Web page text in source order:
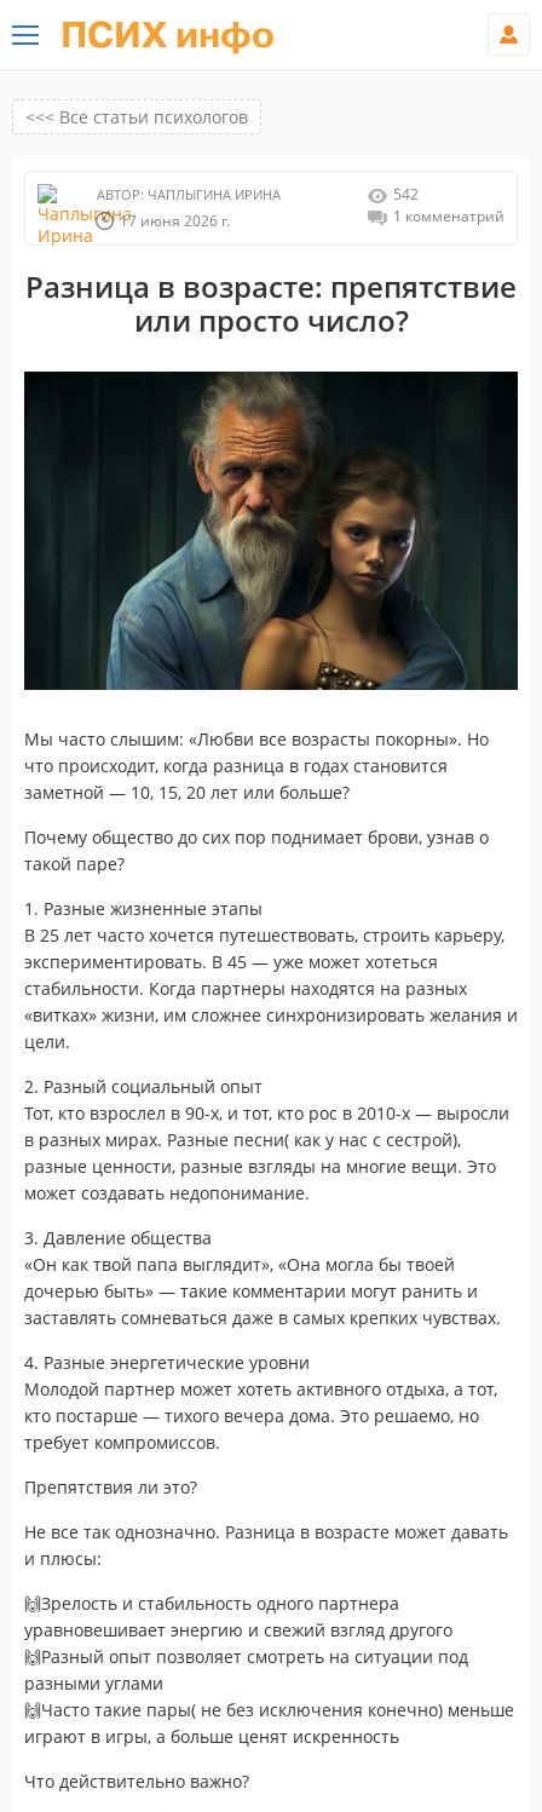
ПСИХ инфо
<<< Все статьи психологов
АВТОР: ЧАПЛЫГИНА ИРИНА
17 июня 2026 г.
542
1 комменатрий
Разница в возрасте: препятствие
или просто число?
Мы часто слышим: «Любви все возрасты покорны». Но
что происходит, когда разница в годах становится
заметной — 10, 15, 20 лет или больше?
Почему общество до сих пор поднимает брови, узнав о
такой паре?
1. Разные жизненные этапы
В 25 лет часто хочется путешествовать, строить карьеру,
экспериментировать. В 45 — уже может хотеться
стабильности. Когда партнеры находятся на разных
«витках» жизни, им сложнее синхронизировать желания и
цели.
2. Разный социальный опыт
Тот, кто взрослел в 90-х, и тот, кто рос в 2010-х — выросли
в разных мирах. Разные песни( как у нас с сестрой),
разные ценности, разные взгляды на многие вещи. Это
может создавать недопонимание.
3. Давление общества
«Он как твой папа выглядит», «Она могла бы твоей
дочерью быть» — такие комментарии могут ранить и
заставлять сомневаться даже в самых крепких чувствах.
4. Разные энергетические уровни
Молодой партнер может хотеть активного отдыха, а тот,
кто постарше — тихого вечера дома. Это решаемо, но
требует компромиссов.
Препятствия ли это?
Не все так однозначно. Разница в возрасте может давать
и плюсы:
🙌Зрелость и стабильность одного партнера
уравновешивает энергию и свежий взгляд другого
🙌Разный опыт позволяет смотреть на ситуации под
разными углами
🙌Часто такие пары( не без исключения конечно) меньше
играют в игры, а больше ценят искренность
Что действительно важно?